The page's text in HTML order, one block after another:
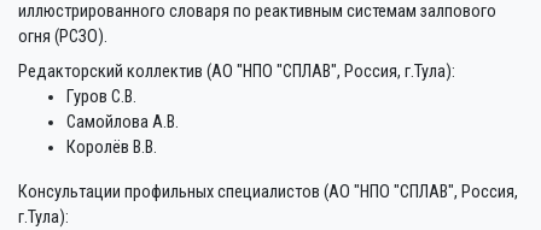
иллюстрированного словаря по реактивным системам залпового
огня (РСЗО).
Редакторский коллектив (АО "НПО "СПЛАВ", Россия, г.Тула):
Гуров С.В.
Самойлова А.В.
Королёв В.В.
Консультации профильных специалистов (АО "НПО "СПЛАВ", Россия,
г.Тула):